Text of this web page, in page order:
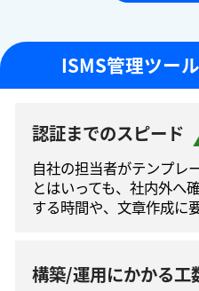
ISMS管理ツー
認証までのスピード
自社の担当者がテンプレ
とはいっても、社内外へ
する時間や、文章作成に
構築/運用にかかる工